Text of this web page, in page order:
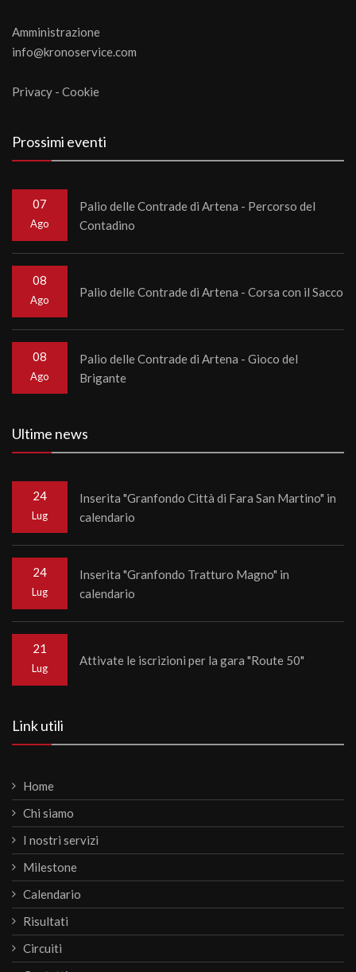
Amministrazione
info@kronoservice.com
Privacy - Cookie
Prossimi eventi
07
Ago
Palio delle Contrade di Artena - Percorso del
Contadino
08
Ago
Palio delle Contrade di Artena - Corsa con il Sacco
08
Ago
Palio delle Contrade di Artena - Gioco del
Brigante
Ultime news
24
Lug
Inserita "Granfondo Città di Fara San Martino" in
calendario
24
Lug
Inserita "Granfondo Tratturo Magno" in
calendario
21
Lug
Attivate le iscrizioni per la gara "Route 50"
Link utili
Home
Chi siamo
I nostri servizi
Milestone
Calendario
Risultati
Circuiti